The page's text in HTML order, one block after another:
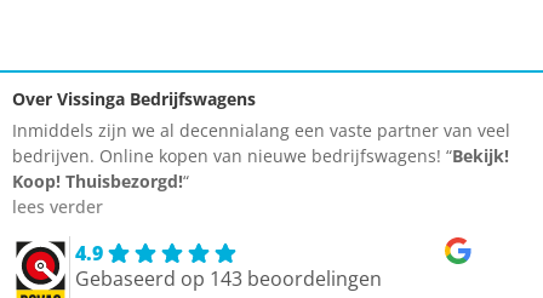
Over Vissinga Bedrijfswagens
Inmiddels zijn we al decennialang een vaste partner van veel
bedrijven. Online kopen van nieuwe bedrijfswagens! “Bekijk!
Koop! Thuisbezorgd!“
lees verder
4.9
Gebaseerd op 143 beoordelingen